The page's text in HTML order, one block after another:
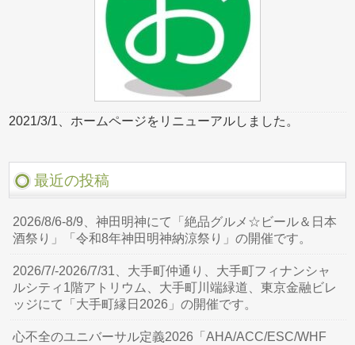
2021/3/1、ホームページをリニューアルしました。
最近の投稿
2026/8/6-8/9、神田明神にて「絶品グルメ☆ビール＆日本
酒祭り」「令和8年神田明神納涼祭り」の開催です。
2026/7/-2026/7/31、大手町仲通り、大手町フィナンシャ
ルシティ1階アトリウム、大手町川端緑道、東京金融ビレ
ッジにて「大手町縁日2026」の開催です。
心不全のユニバーサル定義2026「AHA/ACC/ESC/WHF